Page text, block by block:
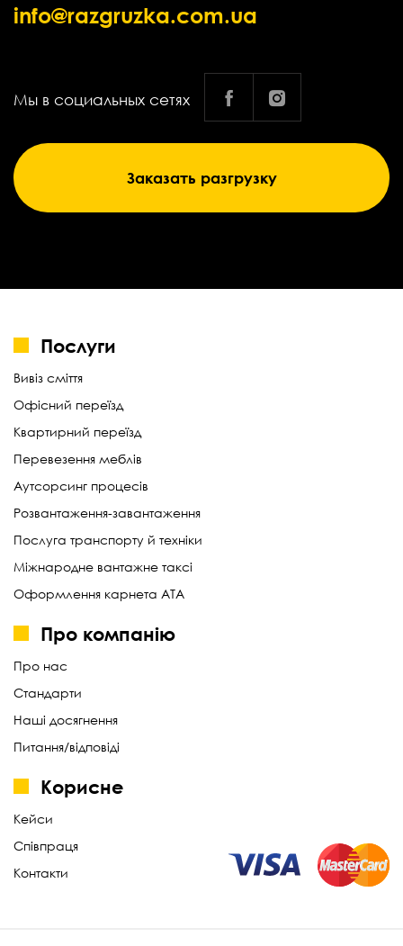
info@razgruzka.com.ua
Мы в социальных сетях
Заказать разгрузку
Послуги
Вивіз сміття
Офісний переїзд
Квартирний переїзд
Перевезення меблів
Аутсорсинг процесів
Розвантаження-завантаження
Послуга транспорту й техніки
Міжнародне вантажне таксі
Оформлення карнета АТА
Про компанію
Про нас
Стандарти
Наші досягнення
Питання/відповіді
Корисне
Кейси
Співпраця
Контакти